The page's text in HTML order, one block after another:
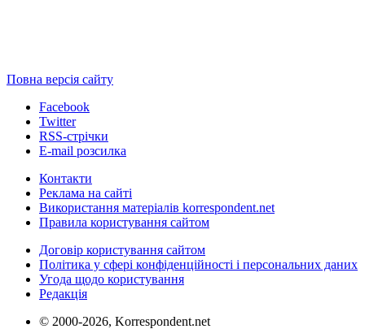
Повна версія сайту
Facebook
Twitter
RSS-стрічки
E-mail розсилка
Контакти
Реклама на сайті
Використання матеріалів korrespondent.net
Правила користування сайтом
Договір користування сайтом
Політика у сфері конфіденційності і персональних даних
Угода щодо користування
Редакція
© 2000-2026, Korrespondent.net